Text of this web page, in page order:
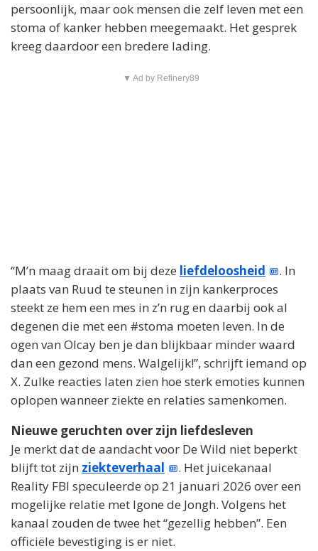
persoonlijk, maar ook mensen die zelf leven met een
stoma of kanker hebben meegemaakt. Het gesprek
kreeg daardoor een bredere lading.
▼ Ad by Refinery89
“M’n maag draait om bij deze liefdeloosheid
. In
plaats van Ruud te steunen in zijn kankerproces
steekt ze hem een mes in z’n rug en daarbij ook al
degenen die met een #stoma moeten leven. In de
ogen van Olcay ben je dan blijkbaar minder waard
dan een gezond mens. Walgelijk!”, schrijft iemand op
X. Zulke reacties laten zien hoe sterk emoties kunnen
oplopen wanneer ziekte en relaties samenkomen.
Nieuwe geruchten over zijn liefdesleven
Je merkt dat de aandacht voor De Wild niet beperkt
blijft tot zijn ziekteverhaal
. Het juicekanaal
Reality FBI speculeerde op 21 januari 2026 over een
mogelijke relatie met Igone de Jongh. Volgens het
kanaal zouden de twee het “gezellig hebben”. Een
officiële bevestiging is er niet.